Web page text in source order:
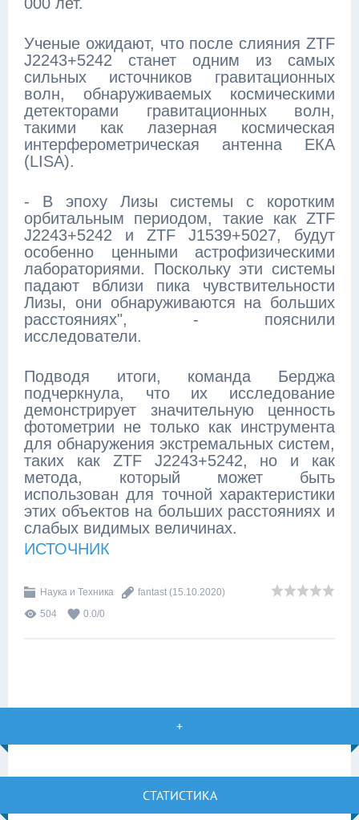
Ученые ожидают, что после слияния ZTF
J2243+5242 станет одним из самых
сильных источников гравитационных
волн, обнаруживаемых космическими
детекторами гравитационных волн,
такими как лазерная космическая
интерферометрическая антенна ЕКА
(LISA).
- В эпоху Лизы системы с коротким
орбитальным периодом, такие как ZTF
J2243+5242 и ZTF J1539+5027, будут
особенно ценными астрофизическими
лабораториями. Поскольку эти системы
падают вблизи пика чувствительности
Лизы, они обнаруживаются на больших
расстояниях", - пояснили
исследователи.
Подводя итоги, команда Берджа
подчеркнула, что их исследование
демонстрирует значительную ценность
фотометрии не только как инструмента
для обнаружения экстремальных систем,
таких как ZTF J2243+5242, но и как
метода, который может быть
использован для точной характеристики
этих объектов на больших расстояниях и
слабых видимых величинах.
ИСТОЧНИК
Наука и Техника fantast (15.10.2020)
504
0.0/0
+
СТАТИСТИКА